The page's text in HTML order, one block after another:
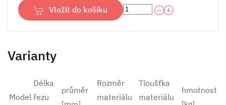
Vložit do košíku
Varianty
Model
Délka
řezu
průměr
Rozměr
materiálu
Tloušťka
materiálu
hmotnost